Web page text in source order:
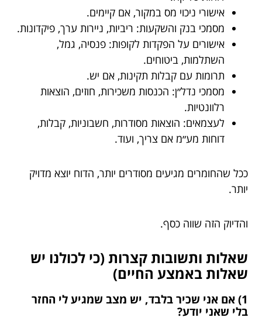
אישורי ניכוי מס במקור, אם קיימים.
מסמכי בנק והשקעות: ריביות, ניירות ערך, פיקדונות.
אישורים על הפקדות לקופות: פנסיה, גמל,
השתלמות, ביטוחים.
תרומות עם קבלות תקינות, אם יש.
מסמכי נדל״ן: הכנסות משכירות, חוזים, הוצאות
רלוונטיות.
לעצמאים: הוצאות מסודרות, חשבוניות, קבלות,
דוחות מע״מ אם צריך, ועוד.
ככל שהחומרים מגיעים מסודרים יותר, הדוח יוצא מדויק
יותר.
והדיוק הזה שווה כסף.
שאלות ותשובות קצרות (כי לכולנו יש
שאלות באמצע החיים)
1) אם אני שכיר בלבד, יש מצב שמגיע לי החזר
בלי שאני יודע?